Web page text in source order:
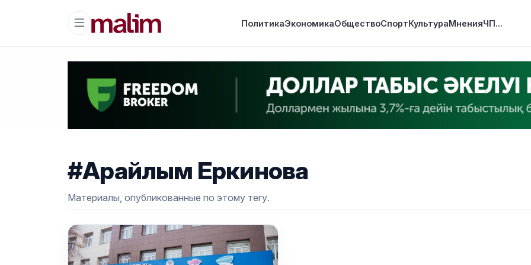
ПолитикаЭкономикаОбществоСпортКультураМненияЧП...
#Арайлым Еркинова
Материалы, опубликованные по этому тегу.